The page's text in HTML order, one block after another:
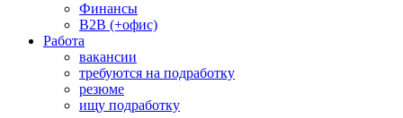
Финансы
B2B (+офис)
Работа
вакансии
требуются на подработку
резюме
ищу подработку